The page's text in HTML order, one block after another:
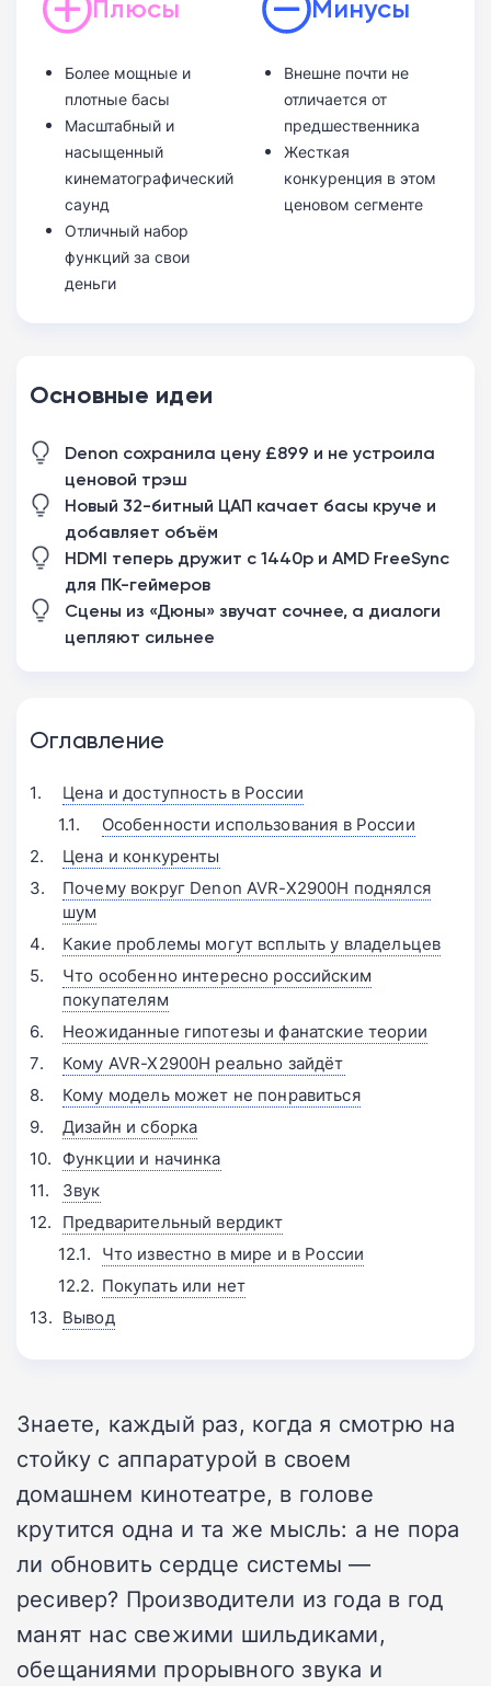
Плюсы
Более мощные и
плотные басы
Масштабный и
насыщенный
кинематографический
саунд
Отличный набор
функций за свои
деньги
Минусы
Внешне почти не
отличается от
предшественника
Жесткая
конкуренция в этом
ценовом сегменте
Основные идеи
Denon сохранила цену £899 и не устроила
ценовой трэш
Новый 32-битный ЦАП качает басы круче и
добавляет объём
HDMI теперь дружит с 1440p и AMD FreeSync
для ПК-геймеров
Сцены из «Дюны» звучат сочнее, а диалоги
цепляют сильнее
Оглавление
Цена и доступность в России
Особенности использования в России
Цена и конкуренты
Почему вокруг Denon AVR-X2900H поднялся
шум
Какие проблемы могут всплыть у владельцев
Что особенно интересно российским
покупателям
Неожиданные гипотезы и фанатские теории
Кому AVR-X2900H реально зайдёт
Кому модель может не понравиться
Дизайн и сборка
Функции и начинка
Звук
Предварительный вердикт
Что известно в мире и в России
Покупать или нет
Вывод
Знаете, каждый раз, когда я смотрю на
стойку с аппаратурой в своем
домашнем кинотеатре, в голове
крутится одна и та же мысль: а не пора
ли обновить сердце системы —
ресивер? Производители из года в год
манят нас свежими шильдиками,
обещаниями прорывного звука и